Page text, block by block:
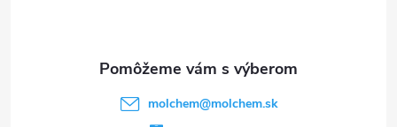
molchem@molchem.sk